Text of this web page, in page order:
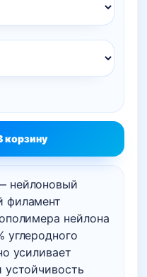
нейлоновый
филамент
нейлона
углеродного
усиливает
устойчивость
корзину